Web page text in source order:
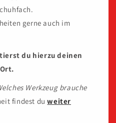
gerne auch im
du hierzu deinen
Werkzeug brauche
findest duweiter